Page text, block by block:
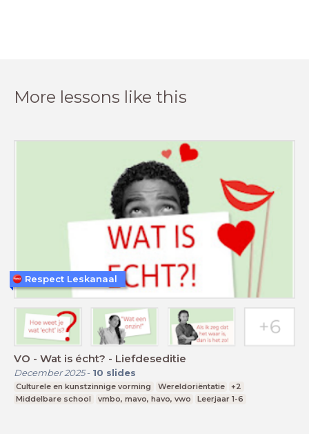
More lessons like this
VO - Wat is écht? - Liefdeseditie
December 2025- 10 slides
Culturele en kunstzinnige vorming Wereldoriëntatie
+2
Middelbare school
vmbo, mavo, havo, vwo Leerjaar 1-6
Respect Leskanaal